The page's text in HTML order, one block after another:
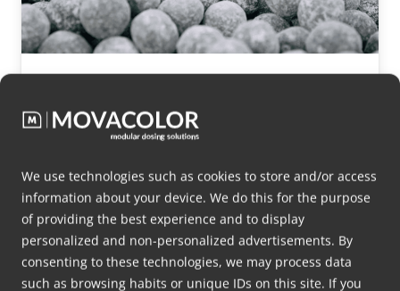
We use technologies such as cookies to store and/or access
information about your device. We do this for the purpose
of providing the best experience and to display
personalized and non-personalized advertisements. By
consenting to these technologies, we may process data
such as browsing habits or unique IDs on this site. If you
不久前，我们有幸与糖果行业的全球知名企业
Cloetta 合…
更多信息